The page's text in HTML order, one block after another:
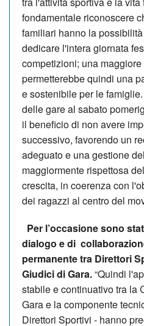
fondamentale riconoscere
familiari hanno la
dedicare l'intera giornata
competizioni; una
permetterebbe quindi una
e sostenibile per le
delle gare al sabato
il beneficio di non avere
successivo, favorendo un
adeguato e una gestione
maggiormente rispettosa
crescita, in coerenza con
dei ragazzi al centro del
Per l’occasione sono
dialogo e di
permanente tra Direttori
Giudici di Gara.“Quindi
stabile e continuativo tra la
Gara e la componente
Direttori Sportivi - hanno